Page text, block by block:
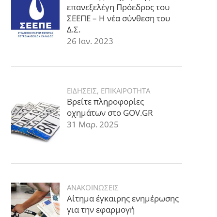
επανεξελέγη Πρόεδρος του
ΣΕΕΠΕ – Η νέα σύνθεση του
Δ.Σ.
26 Ιαν. 2023
ΕΙΔΗΣΕΙΣ, ΕΠΙΚΑΙΡΟΤΗΤΑ
Βρείτε πληροφορίες
οχημάτων στο GOV.GR
31 Μαρ. 2025
ΑΝΑΚΟΙΝΩΣΕΙΣ
Αίτημα έγκαιρης ενημέρωσης
για την εφαρμογή